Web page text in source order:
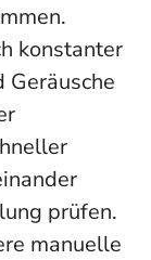
konstanter
Geräusche
prüfen.
manuelle